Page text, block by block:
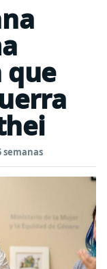
que
semanas